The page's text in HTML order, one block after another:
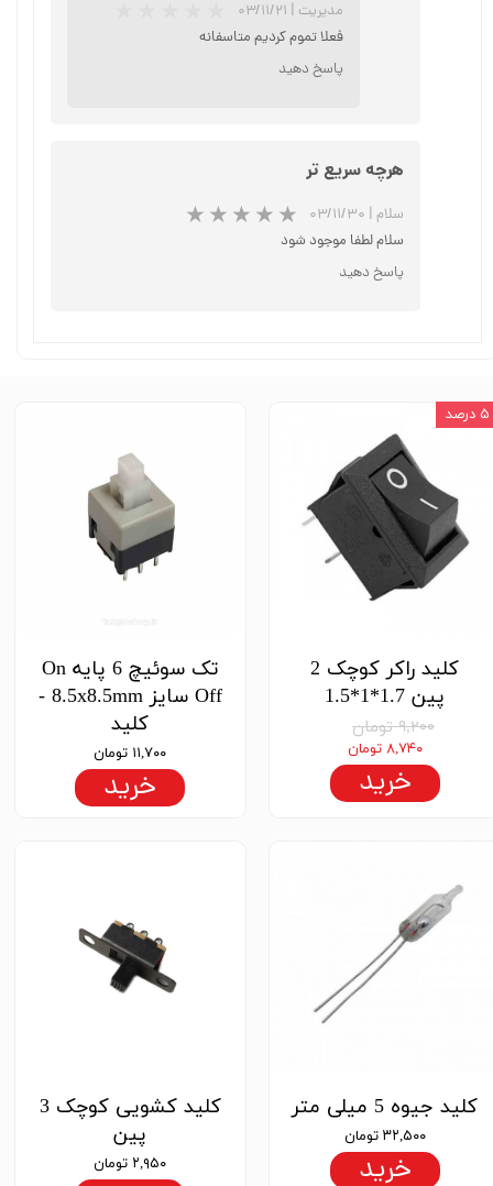
★★★★
★★
مدیریت | ۰۳/۱۱/۲۱
★
فعلا تموم کردیم متاسفانه
پاسخ دهید
هرچه سریع تر
سلام | ۰۳/۱۱/۳۰
سلام لطفا موجود شود
پاسخ دهید
کلید راکر کوچک 2
پین 1.7*1*1.5
۹,۲۰۰ تومان
۸,۷۴۰ تومان
خرید
۵ درصد
تک سوئیچ 6 پایه On
Off سایز 8.5x8.5mm -
کلید
۱۱,۷۰۰ تومان
خرید
کلید جیوه 5 میلی متر
۳۲,۵۰۰ تومان
خرید
کلید کشویی کوچک 3
پین
۲,۹۵۰ تومان